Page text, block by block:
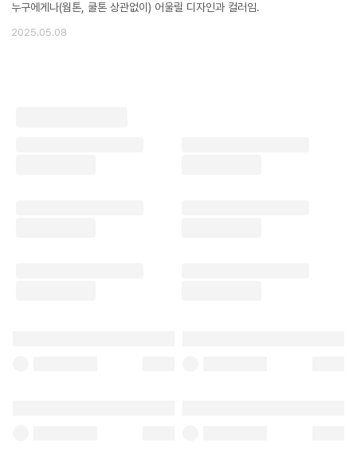
누구에게나(웜톤, 쿨톤 상관없이) 어울릴 디자인과 컬러임.
2025.05.08